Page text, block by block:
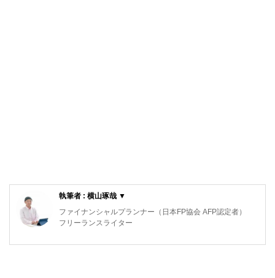
執筆者 : 横山琢哉 ▼
ファイナンシャルプランナー（日本FP協会 AFP認定者）
フリーランスライター
保険を得意ジャンルとするFP・フリーライター。